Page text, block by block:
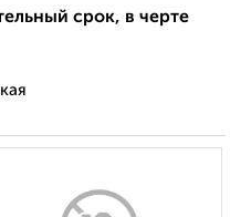
срок, в черте